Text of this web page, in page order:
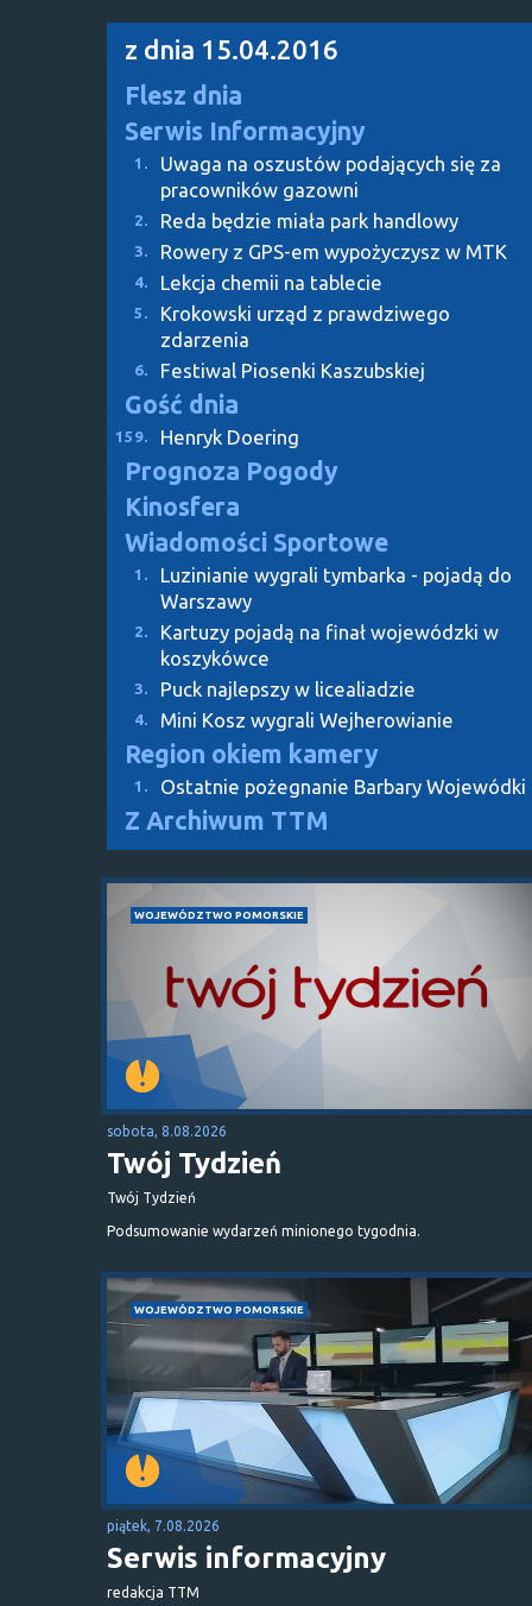
z dnia 15.04.2016
Flesz dnia
Serwis Informacyjny
1.
Uwaga na oszustów podających się za
pracowników gazowni
2. Reda będzie miała park handlowy
3. Rowery z GPS-em wypożyczysz w MTK
4. Lekcja chemii na tablecie
5.
Krokowski urząd z prawdziwego
zdarzenia
6. Festiwal Piosenki Kaszubskiej
Gość dnia
159. Henryk Doering
Prognoza Pogody
Kinosfera
Wiadomości Sportowe
1.
Luzinianie wygrali tymbarka - pojadą do
Warszawy
2.
Kartuzy pojadą na finał wojewódzki w
koszykówce
3. Puck najlepszy w licealiadzie
4. Mini Kosz wygrali Wejherowianie
Region okiem kamery
1. Ostatnie pożegnanie Barbary Wojewódki
Z Archiwum TTM
WOJEWÓDZTWO POMORSKIE
sobota, 8.08.2026
Twój Tydzień
Twój Tydzień
Podsumowanie wydarzeń minionego tygodnia.
WOJEWÓDZTWO POMORSKIE
piątek, 7.08.2026
Serwis informacyjny
redakcja TTM